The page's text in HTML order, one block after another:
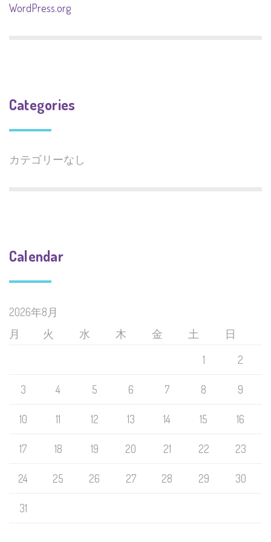
WordPress.org
Categories
カテゴリーなし
Calendar
2026年8月
月
火 水 木 金 土
日
1
2
3 4 5 6 7 8 9
10 11 12 13 14 15 16
17 18 19 20 21 22 23
24 25 26 27 28 29 30
31